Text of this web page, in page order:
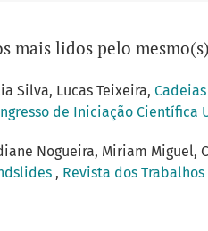
mais lidos pelo
Silva, Lucas Teixeira,
de Iniciação Científica
Nogueira, Miriam Miguel,
, Revista dos